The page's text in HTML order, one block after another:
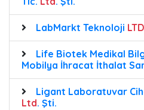
LabMarkt Teknoloji LTD
Life Biotek Medikal
Mobilya İhracat İthalat
Ligant Laboratuvar
Ltd. Şti.